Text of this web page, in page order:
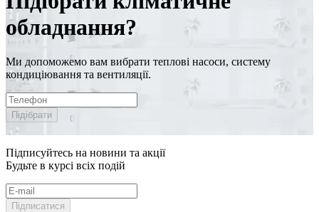
обладнання?
Ми допоможемо вам вибрати теплові насоси, систему
кондиціювання та вентиляції.
Підібрати
Підписуйтесь на новини та акції
Будьте в курсі всіх подій
Підписатися